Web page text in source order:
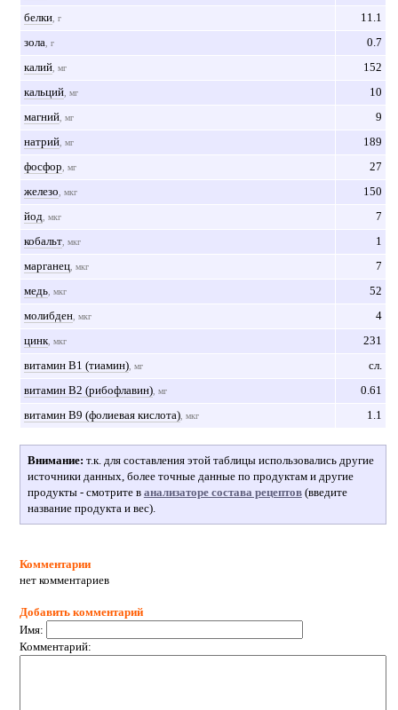
белки, г
11.1
зола , г
0.7
калий, мг
152
кальций, мг
10
магний, мг
9
натрий, мг
189
фосфор , мг
27
железо , мкг
150
йод , мкг
7
кобальт, мкг
1
марганец, мкг
7
медь, мкг
52
молибден, мкг
4
цинк, мкг
231
витамин В1 (тиамин), мг
сл.
витамин В2 (рибофлавин), мг
0.61
витамин В9 (фолиевая кислота), мкг 1.1
Внимание: т.к. для составления этой таблицы использовались другие
источники данных, более точные данные по продуктам и другие
продукты - смотрите в анализаторе состава рецептов(введите
название продукта и вес).
Комментарии
нет комментариев
Добавить комментарий
Имя:
Комментарий: